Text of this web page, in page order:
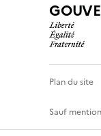
Plan du site
Sauf